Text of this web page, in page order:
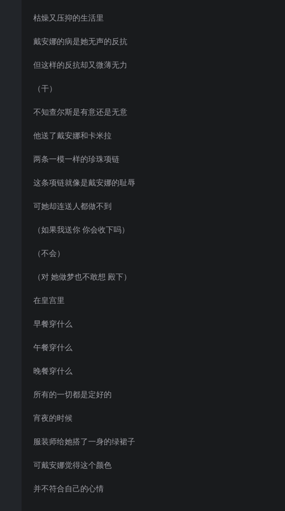
枯燥又压抑的生活里
戴安娜的病是她无声的反抗
但这样的反抗却又微薄无力
（干）
不知查尔斯是有意还是无意
他送了戴安娜和卡米拉
两条一模一样的珍珠项链
这条项链就像是戴安娜的耻辱
可她却连送人都做不到
（如果我送你 你会收下吗）
（不会）
（对 她做梦也不敢想 殿下）
在皇宫里
早餐穿什么
午餐穿什么
晚餐穿什么
所有的一切都是定好的
宵夜的时候
服装师给她搭了一身的绿裙子
可戴安娜觉得这个颜色
并不符合自己的心情